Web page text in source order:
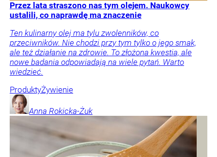
Przez lata straszono nas tym olejem. Naukowcy
ustalili, co naprawdę ma znaczenie
Ten kulinarny olej ma tylu zwolenników, co
przeciwników. Nie chodzi przy tym tylko o jego smak,
ale też działanie na zdrowie. To złożona kwestia, ale
nowe badania odpowiadają na wiele pytań. Warto
wiedzieć.
ProduktyŻywienie
Anna Rokicka-Żuk